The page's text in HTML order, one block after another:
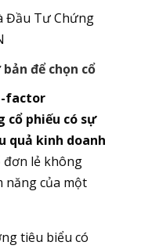
Đầu Tư Chứng
để chọn cổ
factor
cổ phiếu có sự
quả kinh doanh
lẻ không
năng của một
tiêu biểu có